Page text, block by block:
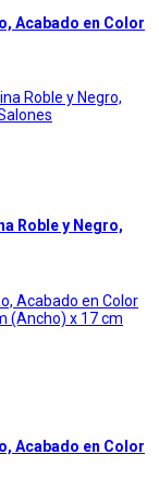
Acabado en Color
Roble y Negro,
Acabado en Color